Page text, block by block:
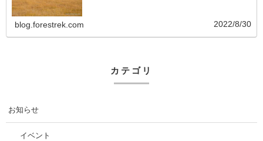
blog.forestrek.com 2022/8/30
カテゴリ
お知らせ
イベント